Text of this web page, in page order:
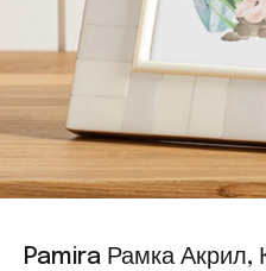
Pamira Рамка Акрил,